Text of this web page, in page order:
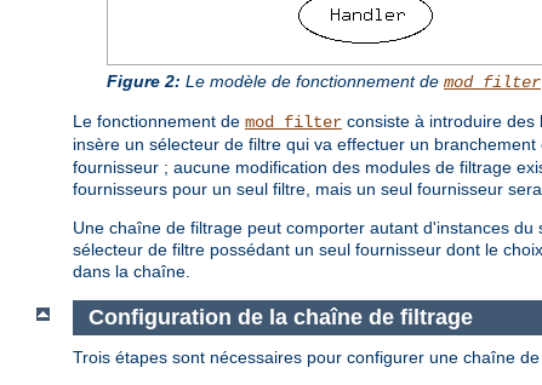
Figure 2: Le modèle de fonctionnement de mod_filter
Le fonctionnement de mod_filter consiste à introduire
insère un sélecteur de filtre qui va effectuer un
fournisseur ; aucune modification des modules de filtrage
fournisseurs pour un seul filtre, mais un seul fournisseur
Une chaîne de filtrage peut comporter autant d'instances
sélecteur de filtre possédant un seul fournisseur dont le
dans la chaîne.
Configuration de la chaîne de filtrage
Trois étapes sont nécessaires pour configurer une chaîne